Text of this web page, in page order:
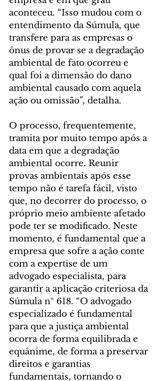
aconteceu. “Isso mudou com o
entendimento da Súmula, que
transfere para as empresas o
ônus de provar se a degradação
ambiental de fato ocorreu e
qual foi a dimensão do dano
ambiental causado com aquela
ação ou omissão”, detalha.
O processo, frequentemente,
tramita por muito tempo após a
data em que a degradação
ambiental ocorre. Reunir
provas ambientais após esse
tempo não é tarefa fácil, visto
que, no decorrer do processo, o
próprio meio ambiente afetado
pode ter se modificado. Neste
momento, é fundamental que a
empresa que sofre a ação conte
com a expertise de um
advogado especialista, para
garantir a aplicação criteriosa da
Súmula nº 618. “O advogado
especializado é fundamental
para que a justiça ambiental
ocorra de forma equilibrada e
equânime, de forma a preservar
direitos e garantias
fundamentais, tornando o